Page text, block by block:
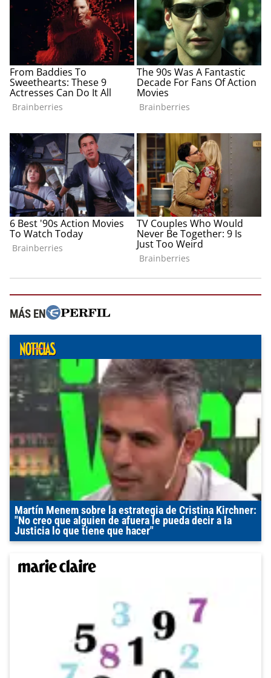
MÁS EN
Martín Menem sobre la estrategia de Cristina Kirchner:
"No creo que alguien de afuera le pueda decir a la
Justicia lo que tiene que hacer"